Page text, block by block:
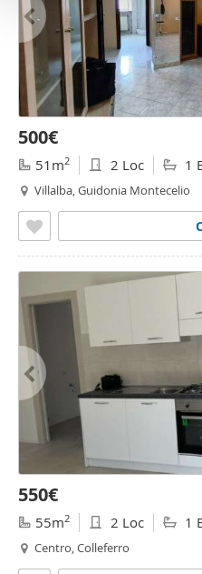
raccolto dal suo utilizzo dei
500€
51m2 2 Loc 1
Villalba, Guidonia Montecelio
550€
55m2 2 Loc 1
Centro, Colleferro